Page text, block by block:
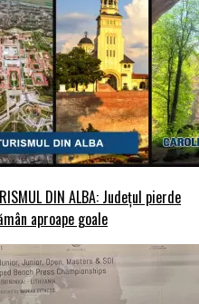
DIN ALBA: Județul pierde
aproape goale